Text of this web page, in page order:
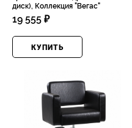
диск), Коллекция "Вегас"
19 555 ₽
КУПИТЬ